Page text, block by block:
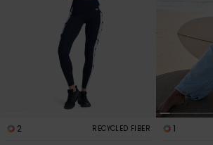
2 RECYCLED FIBER 1